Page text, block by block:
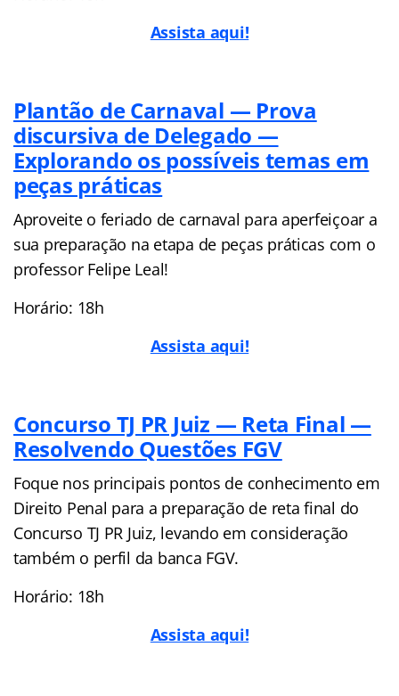
Assista aqui!
Plantão de Carnaval — Prova
discursiva de Delegado —
Explorando os possíveis temas em
peças práticas
Aproveite o feriado de carnaval para aperfeiçoar a
sua preparação na etapa de peças práticas com o
professor Felipe Leal!
Horário: 18h
Assista aqui!
Concurso TJ PR Juiz — Reta Final —
Resolvendo Questões FGV
Foque nos principais pontos de conhecimento em
Direito Penal para a preparação de reta final do
Concurso TJ PR Juiz, levando em consideração
também o perfil da banca FGV.
Horário: 18h
Assista aqui!